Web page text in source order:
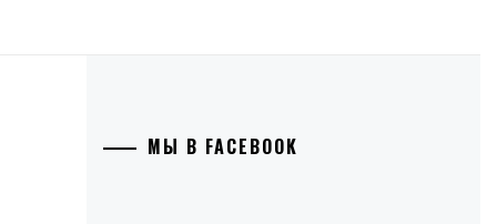
МЫ В FACEBOOK